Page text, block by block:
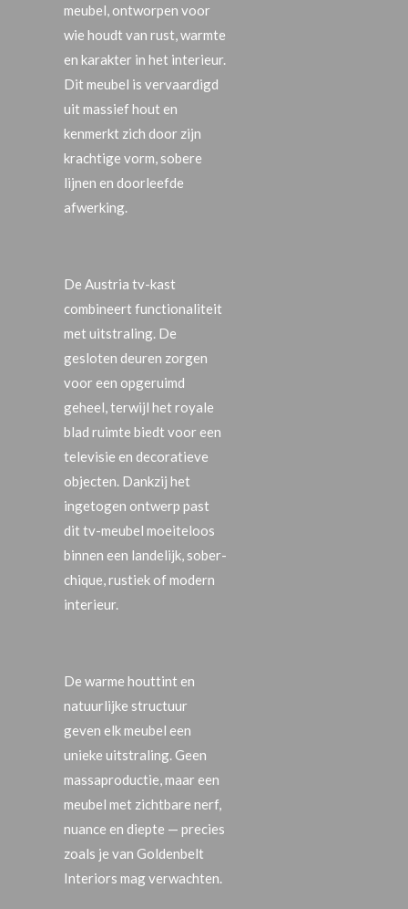
meubel, ontworpen voor
wie houdt van rust, warmte
en karakter in het interieur.
Dit meubel is vervaardigd
uit massief hout en
kenmerkt zich door zijn
krachtige vorm, sobere
lijnen en doorleefde
afwerking.
De Austria tv-kast
combineert functionaliteit
met uitstraling. De
gesloten deuren zorgen
voor een opgeruimd
geheel, terwijl het royale
blad ruimte biedt voor een
televisie en decoratieve
objecten. Dankzij het
ingetogen ontwerp past
dit tv-meubel moeiteloos
binnen een landelijk, sober-
chique, rustiek of modern
interieur.
De warme houttint en
natuurlijke structuur
geven elk meubel een
unieke uitstraling. Geen
massaproductie, maar een
meubel met zichtbare nerf,
nuance en diepte — precies
zoals je van Goldenbelt
Interiors mag verwachten.